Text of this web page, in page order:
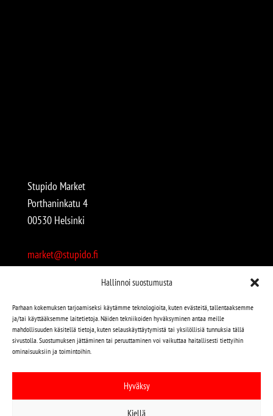
Hallinnoi suostumusta
Parhaan kokemuksen tarjoamiseksi käytämme teknologioita, kuten evästeitä, tallentaaksemme
ja/tai käyttääksemme laitetietoja. Näiden tekniikoiden hyväksyminen antaa meille
mahdollisuuden käsitellä tietoja, kuten selauskäyttäytymistä tai yksilöllisiä tunnuksia tällä
sivustolla. Suostumuksen jättäminen tai peruuttaminen voi vaikuttaa haitallisesti tiettyihin
ominaisuuksiin ja toimintoihin.
Hyväksy
Kiellä
Stupido Market
Porthaninkatu 4
00530 Helsinki
market@stupido.fi
Avoinna:
arkisin 12-18
lauantaisin 12-17
Stupido löytyy myös kivijalasta!
Stupido Marketista löydät niin uudet kuin käytetytkin